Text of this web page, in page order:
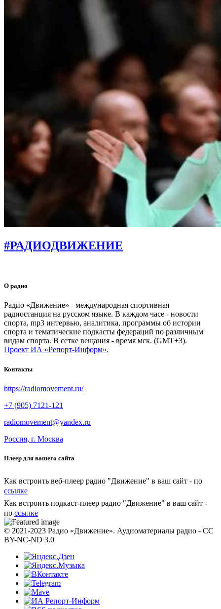
#РАДИОДВИЖЕНИЕ
О радио
Радио «Движение» - международная спортивная
радиостанция на русском языке. В каждом часе - новости
спорта, mp3 интервью, аналитика, программы об истории
спорта и тематические подкасты федераций по различным
видам спорта. В сетке вещания - время мск. (GMT+3).
Проект ИА «Репорт-Информ».
Контакты
https://radiomovement.ru/
+7 (905) 7121-121
radiomovement@yandex.ru
Россия, г. Москва
Плеер для вашего сайта
Как встроить веб-плеер радио "Движение" в ваш сайт - по
ссылке
Как встроить подкаст-плеер радио "Движение" в ваш сайт -
по ссылке
© 2021-2023 Радио «Движение». Аудиоматериалы радио - CC
BY-NC-ND 3.0